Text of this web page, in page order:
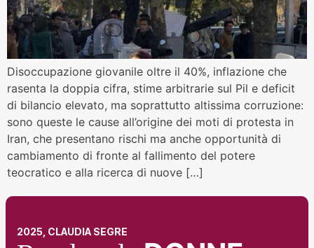
Disoccupazione giovanile oltre il 40%, inflazione che
rasenta la doppia cifra, stime arbitrarie sul Pil e deficit
di bilancio elevato, ma soprattutto altissima corruzione:
sono queste le cause all’origine dei moti di protesta in
Iran, che presentano rischi ma anche opportunità di
cambiamento di fronte al fallimento del potere
teocratico e alla ricerca di nuove […]
2025, CLAUDIA SEGRE